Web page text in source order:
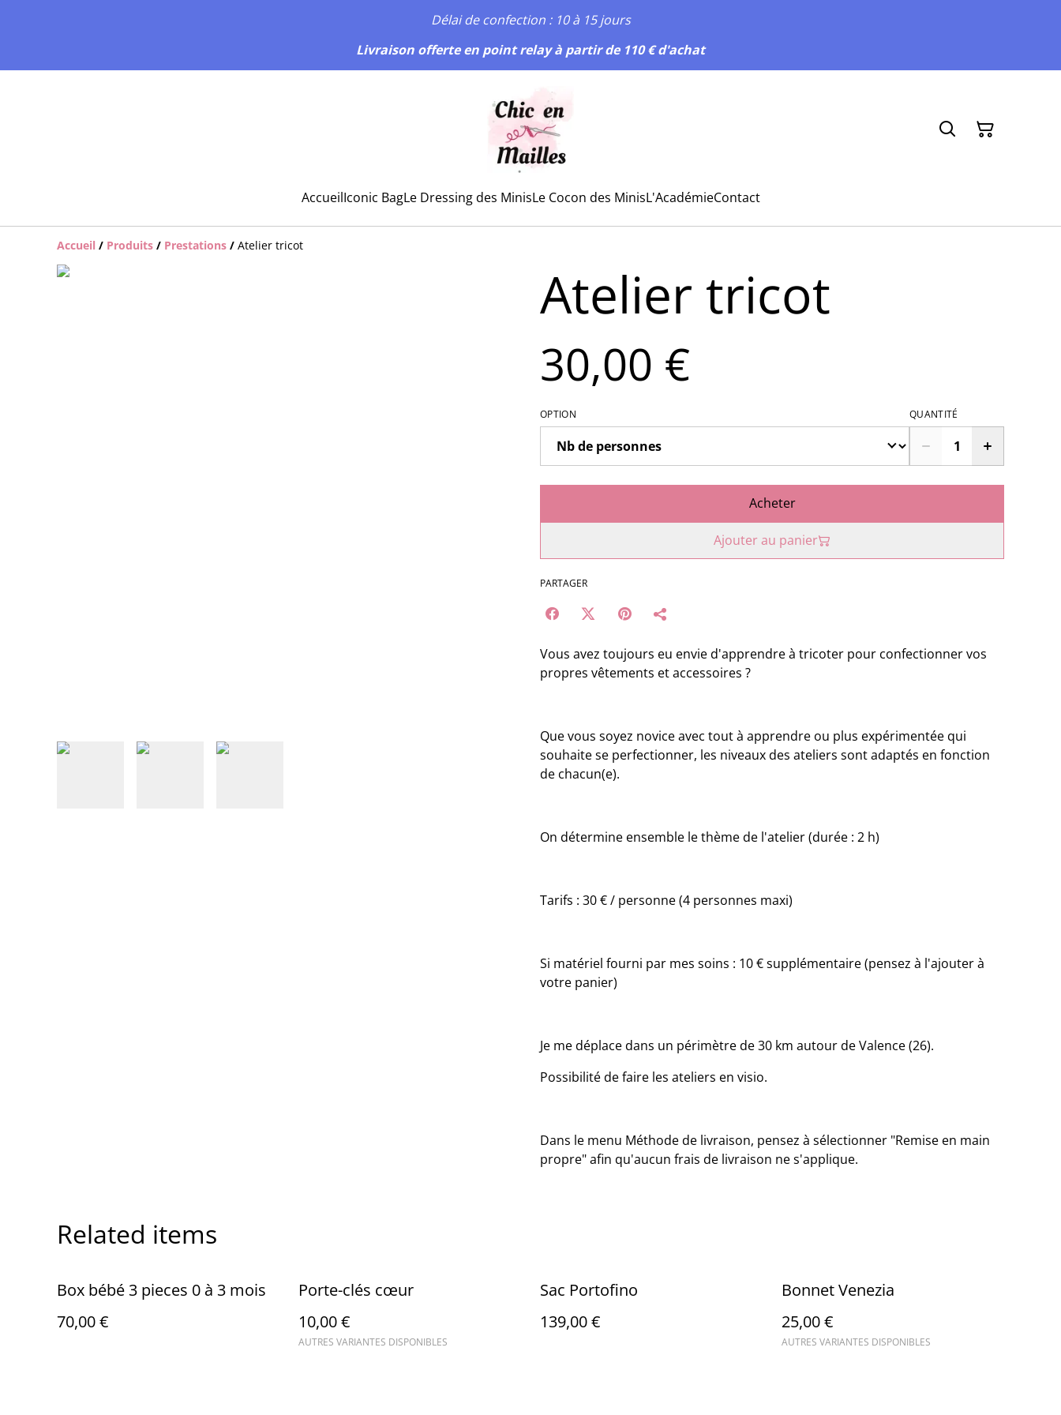
Délai de confection : 10 à 15 jours
Livraison offerte en point relay à partir de 110 € d'achat
AccueilIconic BagLe Dressing des MinisLe Cocon des MinisL'AcadémieContact
Accueil / Produits / Prestations / Atelier tricot
Atelier tricot
30,00 €
OPTION QUANTITÉ
Acheter
Ajouter au panier
PARTAGER
Vous avez toujours eu envie d'apprendre à tricoter pour confectionner vos
propres vêtements et accessoires ?
Que vous soyez novice avec tout à apprendre ou plus expérimentée qui
souhaite se perfectionner, les niveaux des ateliers sont adaptés en fonction
de chacun(e).
On détermine ensemble le thème de l'atelier (durée : 2 h)
Tarifs : 30 € / personne (4 personnes maxi)
Si matériel fourni par mes soins : 10 € supplémentaire (pensez à l'ajouter à
votre panier)
Je me déplace dans un périmètre de 30 km autour de Valence (26).
Possibilité de faire les ateliers en visio.
Dans le menu Méthode de livraison, pensez à sélectionner "Remise en main
propre" afin qu'aucun frais de livraison ne s'applique.
Related items
Box bébé 3 pieces 0 à 3 mois
70,00 €
Porte-clés cœur
10,00 €
AUTRES VARIANTES DISPONIBLES
Sac Portofino
139,00 €
Bonnet Venezia
25,00 €
AUTRES VARIANTES DISPONIBLES